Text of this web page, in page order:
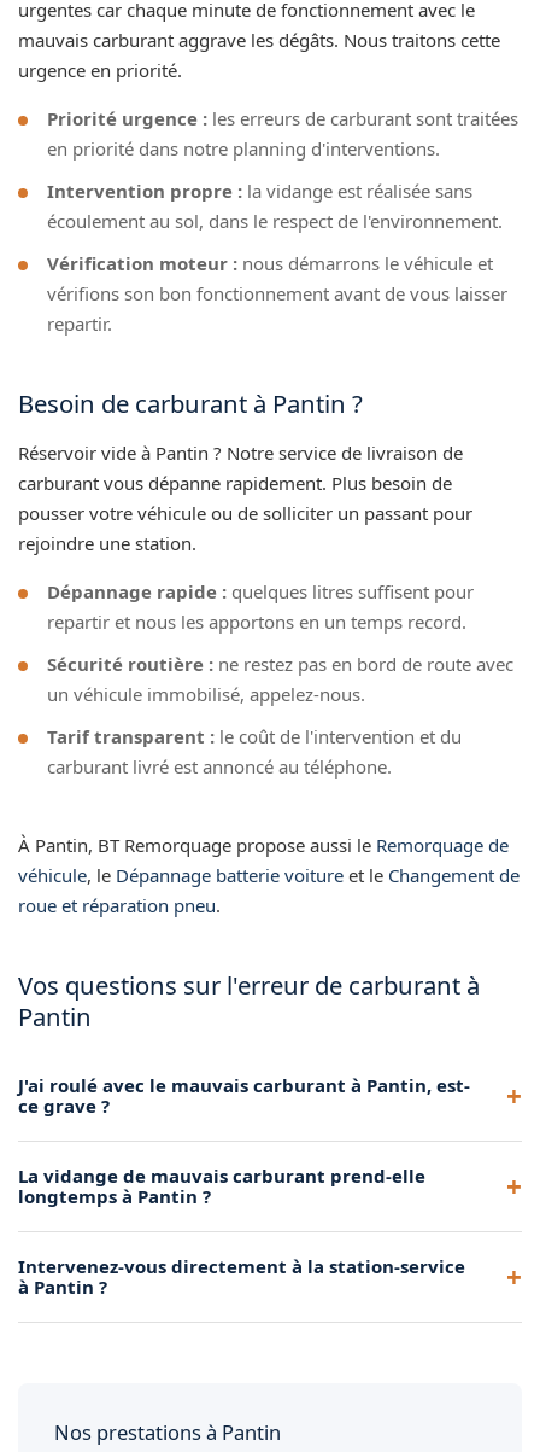
urgentes car chaque minute de fonctionnement avec le
mauvais carburant aggrave les dégâts. Nous traitons cette
urgence en priorité.
Priorité urgence : les erreurs de carburant sont traitées
en priorité dans notre planning d'interventions.
Intervention propre : la vidange est réalisée sans
écoulement au sol, dans le respect de l'environnement.
Vérification moteur : nous démarrons le véhicule et
vérifions son bon fonctionnement avant de vous laisser
repartir.
Besoin de carburant à Pantin ?
Réservoir vide à Pantin ? Notre service de livraison de
carburant vous dépanne rapidement. Plus besoin de
pousser votre véhicule ou de solliciter un passant pour
rejoindre une station.
Dépannage rapide : quelques litres suffisent pour
repartir et nous les apportons en un temps record.
Sécurité routière : ne restez pas en bord de route avec
un véhicule immobilisé, appelez-nous.
Tarif transparent : le coût de l'intervention et du
carburant livré est annoncé au téléphone.
À Pantin, BT Remorquage propose aussi le Remorquage de
véhicule, le Dépannage batterie voiture et le Changement de
roue et réparation pneu.
Vos questions sur l'erreur de carburant à
Pantin
J'ai roulé avec le mauvais carburant à Pantin, est-
ce grave ?
le mauvais carburant, plus les dégâts potentiels sont
importants. Appelez-nous dès que vous réalisez l'erreur
La vidange de mauvais carburant prend-elle
longtemps à Pantin ?
selon la quantité de carburant dans le réservoir. Le temps
Intervenez-vous directement à la station-service
à Pantin ?
carburant.
Nos prestations à Pantin